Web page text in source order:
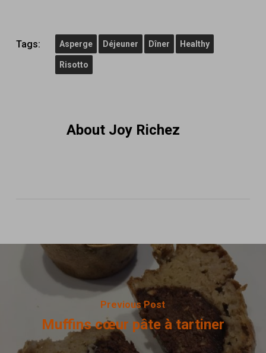
Tags: Asperge Déjeuner Dîner Healthy
Risotto
AboutJoy Richez
Previous Post
Muffins cœur pâte à tartiner